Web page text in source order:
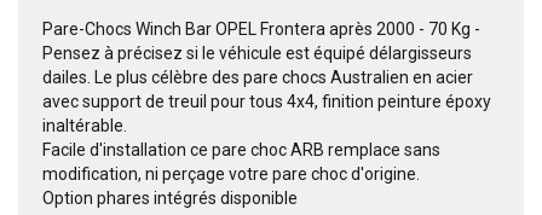
Pare-Chocs Winch Bar OPEL Frontera après 2000 - 70 Kg -
Pensez à précisez si le véhicule est équipé délargisseurs
dailes. Le plus célèbre des pare chocs Australien en acier
avec support de treuil pour tous 4x4, finition peinture époxy
inaltérable.
Facile d'installation ce pare choc ARB remplace sans
modification, ni perçage votre pare choc d'origine.
Option phares intégrés disponible